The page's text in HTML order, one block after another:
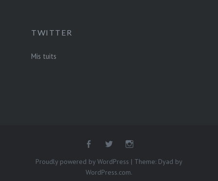
TWITTER
Mis tuits
Proudly powered by WordPress | Theme: Dyad by
WordPress.com.